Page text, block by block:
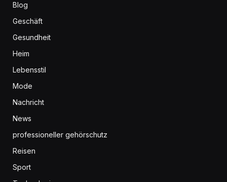
Blog
Geschäft
Gesundheit
Heim
Lebensstil
Mode
Nachricht
News
professioneller gehörschutz
Reisen
Sport